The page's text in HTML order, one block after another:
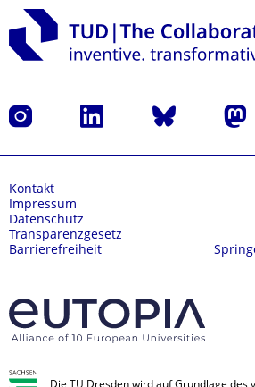
Instagram LinkedIn Bluesky
Kontakt
Impressum
Datenschutz
Transparenzgesetz
Barrierefreiheit